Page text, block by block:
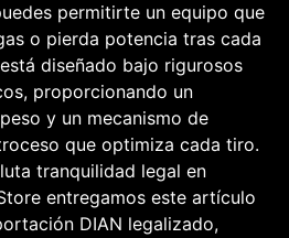
permitirte un equipo que
o pierda potencia tras cada
diseñado bajo rigurosos
proporcionando un
y un mecanismo de
que optimiza cada tiro.
tranquilidad legal en
entregamos este artículo
DIAN legalizado,